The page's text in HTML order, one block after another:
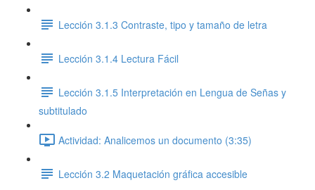
Lección 3.1.3 Contraste, tipo y tamaño de letra
Lección 3.1.4 Lectura Fácil
Lección 3.1.5 Interpretación en Lengua de Señas y
subtitulado
Actividad: Analicemos un documento (3:35)
Lección 3.2 Maquetación gráfica accesible